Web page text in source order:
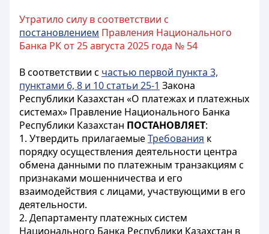
Утратило силу в соответствии с
постановлением Правления Национального
Банка РК от 25 августа 2025 года № 54
В соответствии с частью первой пункта 3,
пунктами 6, 8 и 10 статьи 25-1 Закона
Республики Казахстан «О платежах и платежных
системах» Правление Национального Банка
Республики Казахстан ПОСТАНОВЛЯЕТ:
1. Утвердить прилагаемыеТребования к
порядку осуществления деятельности центра
обмена данными по платежным транзакциям с
признаками мошенничества и его
взаимодействия с лицами, участвующими в его
деятельности.
2. Департаменту платежных систем
Национального Банка Республики Казахстан в